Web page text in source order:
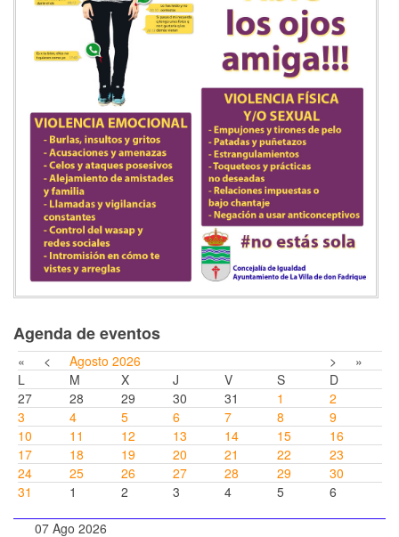
Agenda de eventos
« < Agosto 2026 >
»
L
M X J V S
D
27
28 29 30 31 1
2
3
4 5 6 7 8
9
10
11 12 13 14 15
16
17
18 19 20 21 22
23
24
25 26 27 28 29
30
31
1 2 3 4 5 6
07 Ago 2026